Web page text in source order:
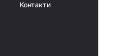
Контакти